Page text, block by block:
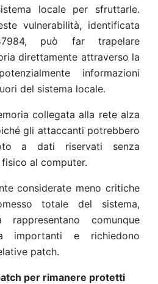
locale per sfruttarle.
vulnerabilità, identificata
può far trapelare
direttamente attraverso la
informazioni
del sistema locale.
collegata alla rete alza
gli attaccanti potrebbero
a dati riservati senza
al computer.
considerate meno critiche
totale del sistema,
rappresentano comunque
importanti e richiedono
patch.
per rimanere protetti